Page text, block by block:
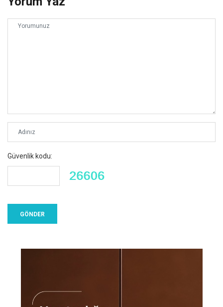
Güvenlik kodu: